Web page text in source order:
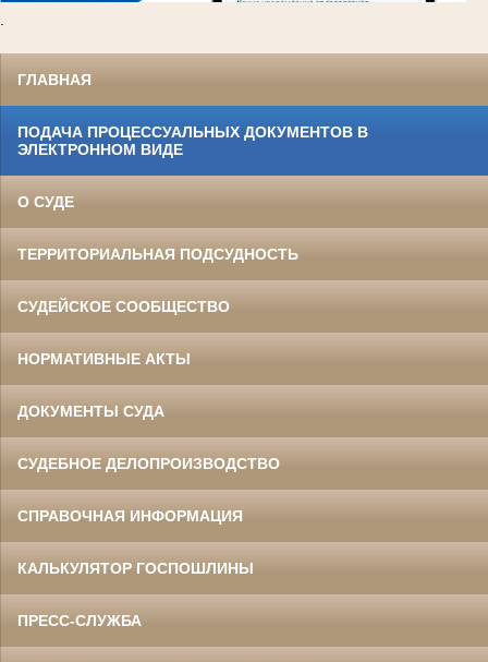
.
ГЛАВНАЯ
ПОДАЧА ПРОЦЕССУАЛЬНЫХ ДОКУМЕНТОВ В
ЭЛЕКТРОННОМ ВИДЕ
О СУДЕ
ТЕРРИТОРИАЛЬНАЯ ПОДСУДНОСТЬ
СУДЕЙСКОЕ СООБЩЕСТВО
НОРМАТИВНЫЕ АКТЫ
ДОКУМЕНТЫ СУДА
СУДЕБНОЕ ДЕЛОПРОИЗВОДСТВО
СПРАВОЧНАЯ ИНФОРМАЦИЯ
КАЛЬКУЛЯТОР ГОСПОШЛИНЫ
ПРЕСС-СЛУЖБА